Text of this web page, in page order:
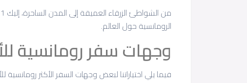
الرومانسية حول العالم.
وجهات سفر رومانسية
فيما يلي اختياراتنا لبعض وجهات السفر الأكثر رومانسية